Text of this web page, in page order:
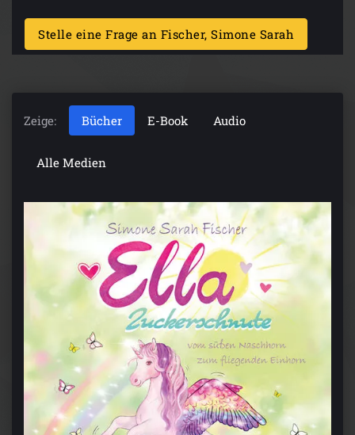
Stelle eine Frage an Fischer, Simone Sarah
Zeige: Bücher E-Book Audio
Alle Medien